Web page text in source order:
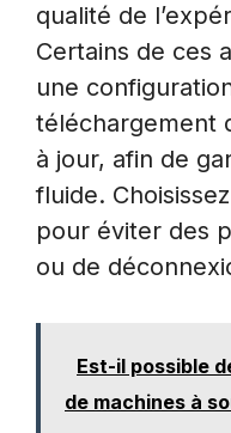
qualité de
Certains de ces
une
téléchargement
à jour, afin de
fluide.
pour éviter des
ou de
Est-il possible
de machines à